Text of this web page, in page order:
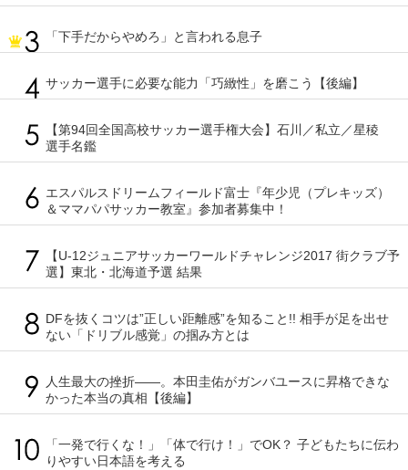
「下手だからやめろ」と言われる息子
サッカー選手に必要な能力「巧緻性」を磨こう【後編】
【第94回全国高校サッカー選手権大会】石川／私立／星稜
選手名鑑
エスパルスドリームフィールド富士『年少児（プレキッズ）
＆ママパパサッカー教室』参加者募集中！
【U-12ジュニアサッカーワールドチャレンジ2017 街クラブ予
選】東北・北海道予選 結果
DFを抜くコツは”正しい距離感”を知ること!! 相手が足を出せ
ない「ドリブル感覚」の掴み方とは
人生最大の挫折――。本田圭佑がガンバユースに昇格できな
かった本当の真相【後編】
「一発で行くな！」「体で行け！」でOK？ 子どもたちに伝わ
りやすい日本語を考える